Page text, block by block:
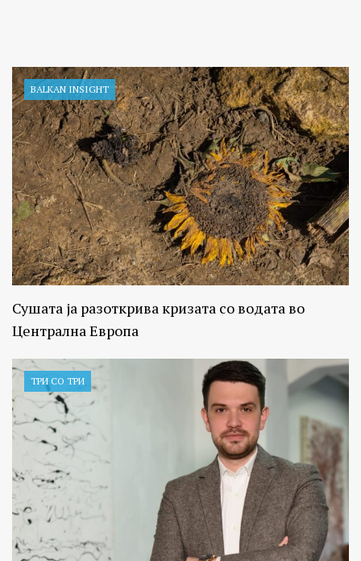
BALKAN INSIGHT
Сушата ја разоткрива кризата со водата во
Централна Европа
ТРИ СО ТРИ